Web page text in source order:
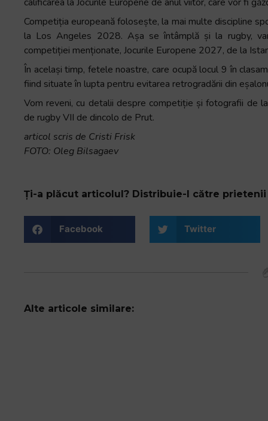
Competiția europeană folosește, la mai multe discipline
la Los Angeles 2028. Așa se întâmplă și la rugby,
competiției menționate, Jocurile Europene 2027, de la
În același timp, fetele noastre, care ocupă locul 9 în
fiind situate în lupta pentru evitarea retrogradării din
Vom reveni, cu detalii despre competiție și fotografii de
de rugby VII de dincolo de Prut.
articol scris de Cristi Frisk
FOTO: Oleg Bilsagaev
Ți-a plăcut articolul? Distribuie-l către prietenii
Facebook Twitter
Alte articole similare: